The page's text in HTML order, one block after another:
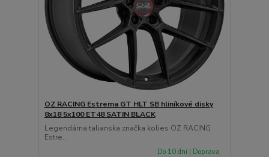
OZ RACING Estrema GT HLT SB hliníkové disky
8x18 5x100 ET48 SATIN BLACK
Legendárna talianska značka kolies OZ RACING
Estre...
Do 10 dní | Doprava